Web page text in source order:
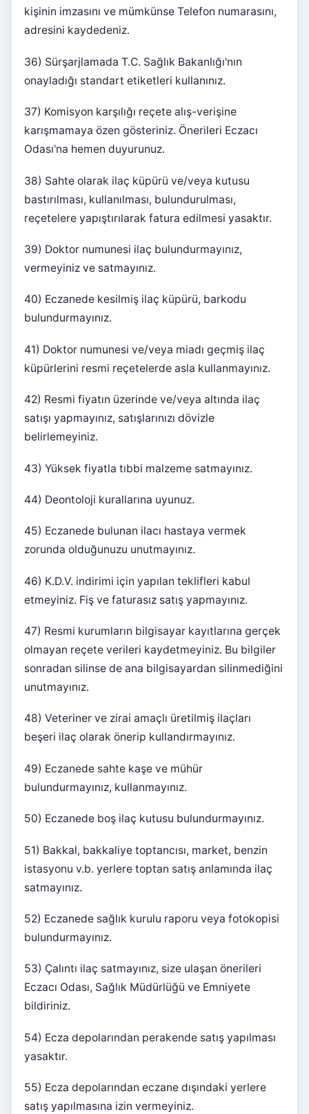
kişinin imzasını ve mümkünse Telefon numarasını,
adresini kaydedeniz.
36) Sürşarjlamada T.C. Sağlık Bakanlığı'nın
onayladığı standart etiketleri kullanınız.
37) Komisyon karşılığı reçete alış-verişine
karışmamaya özen gösteriniz. Önerileri Eczacı
Odası'na hemen duyurunuz.
38) Sahte olarak ilaç küpürü ve/veya kutusu
bastırılması, kullanılması, bulundurulması,
reçetelere yapıştırılarak fatura edilmesi yasaktır.
39) Doktor numunesi ilaç bulundurmayınız,
vermeyiniz ve satmayınız.
40) Eczanede kesilmiş ilaç küpürü, barkodu
bulundurmayınız.
41) Doktor numunesi ve/veya miadı geçmiş ilaç
küpürlerini resmi reçetelerde asla kullanmayınız.
42) Resmi fiyatın üzerinde ve/veya altında ilaç
satışı yapmayınız, satışlarınızı dövizle
belirlemeyiniz.
43) Yüksek fiyatla tıbbi malzeme satmayınız.
44) Deontoloji kurallarına uyunuz.
45) Eczanede bulunan ilacı hastaya vermek
zorunda olduğunuzu unutmayınız.
46) K.D.V. indirimi için yapılan teklifleri kabul
etmeyiniz. Fiş ve faturasız satış yapmayınız.
47) Resmi kurumların bilgisayar kayıtlarına gerçek
olmayan reçete verileri kaydetmeyiniz. Bu bilgiler
sonradan silinse de ana bilgisayardan silinmediğini
unutmayınız.
48) Veteriner ve zirai amaçlı üretilmiş ilaçları
beşeri ilaç olarak önerip kullandırmayınız.
49) Eczanede sahte kaşe ve mühür
bulundurmayınız, kullanmayınız.
50) Eczanede boş ilaç kutusu bulundurmayınız.
51) Bakkal, bakkaliye toptancısı, market, benzin
istasyonu v.b. yerlere toptan satış anlamında ilaç
satmayınız.
52) Eczanede sağlık kurulu raporu veya fotokopisi
bulundurmayınız.
53) Çalıntı ilaç satmayınız, size ulaşan önerileri
Eczacı Odası, Sağlık Müdürlüğü ve Emniyete
bildiriniz.
54) Ecza depolarından perakende satış yapılması
yasaktır.
55) Ecza depolarından eczane dışındaki yerlere
satış yapılmasına izin vermeyiniz.